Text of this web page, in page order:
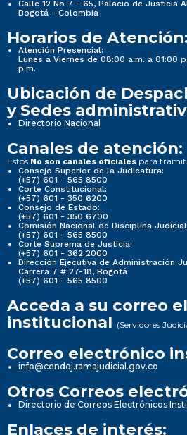
Calle 12 No 7 - 65, Palacio de Justicia
Bogotá - Colombia
Horarios de Atención:
Atención Presencial:
Lunes a Viernes de 08:00 a.m. a 01:00
p.m.
Ubicación de
y Sedes
Directorio Nacional
Canales de atención:
Estos No son canales oficiales para
Consejo Superior de la Judicatura:
(+57) 601 - 565 8500
Corte Constitucional:
(+57) 601 - 350 6200
Consejo de Estado:
(+57) 601 - 350 6700
Comisión Nacional de Disciplina
(+57) 601 - 565 8500
Corte Suprema de Justicia:
(+57) 601 - 362 2000
Dirección Ejecutiva de Administración
Carrera 7 # 27-18, Bogotá
(+57) 601 - 565 8500
Acceda a su correo
institucional (Servidores
Correo electrónico
info@cendoj.ramajudicial.gov.co
Otros Correos
Directorio de Correos Electrónicos
Enlaces de interés: